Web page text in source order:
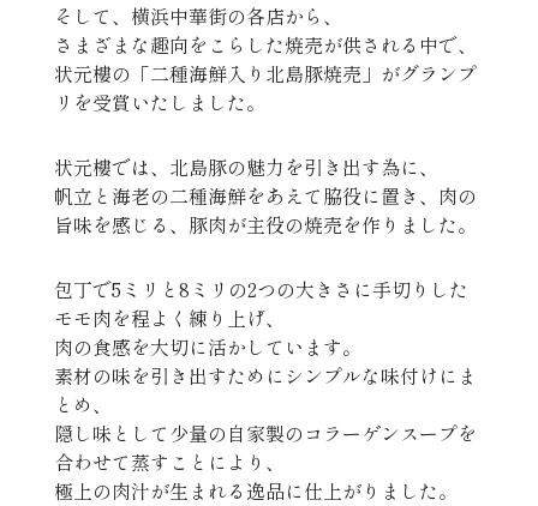
そして、横浜中華街の各店から、
さまざまな趣向をこらした焼売が供される中で、
状元樓の「二種海鮮入り北島豚焼売」がグランプ
リを受賞いたしました。
状元樓では、北島豚の魅力を引き出す為に、
帆立と海老の二種海鮮をあえて脇役に置き、肉の
旨味を感じる、豚肉が主役の焼売を作りました。
包丁で5ミリと8ミリの2つの大きさに手切りした
モモ肉を程よく練り上げ、
肉の食感を大切に活かしています。
素材の味を引き出すためにシンプルな味付けにま
とめ、
隠し味として少量の自家製のコラーゲンスープを
合わせて蒸すことにより、
極上の肉汁が生まれる逸品に仕上がりました。